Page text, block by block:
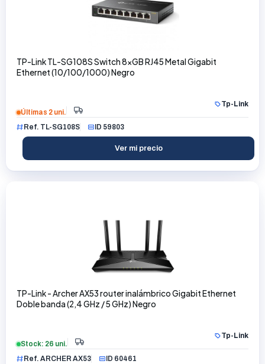
TP-Link TL-SG108S Switch 8xGB RJ45 Metal Gigabit
Ethernet (10/100/1000) Negro
Tp-Link
Últimas 2 uni.
Ref. TL-SG108S
ID 59803
Ver mi precio
TP-Link - Archer AX53 router inalámbrico Gigabit Ethernet
Doble banda (2,4 GHz / 5 GHz) Negro
Tp-Link
Stock: 26 uni.
Ref. ARCHER AX53
ID 60461